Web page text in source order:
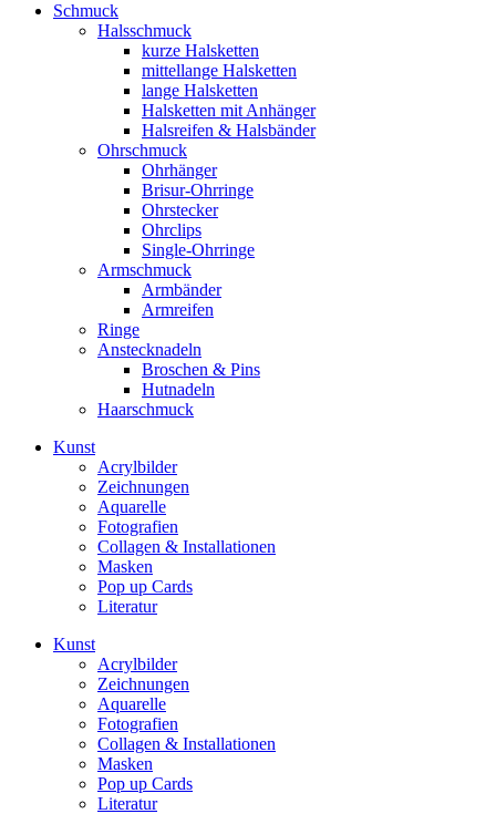
Schmuck
Halsschmuck
kurze Halsketten
mittellange Halsketten
lange Halsketten
Halsketten mit Anhänger
Halsreifen & Halsbänder
Ohrschmuck
Ohrhänger
Brisur-Ohrringe
Ohrstecker
Ohrclips
Single-Ohrringe
Armschmuck
Armbänder
Armreifen
Ringe
Anstecknadeln
Broschen & Pins
Hutnadeln
Haarschmuck
Kunst
Acrylbilder
Zeichnungen
Aquarelle
Fotografien
Collagen & Installationen
Masken
Pop up Cards
Literatur
Kunst
Acrylbilder
Zeichnungen
Aquarelle
Fotografien
Collagen & Installationen
Masken
Pop up Cards
Literatur